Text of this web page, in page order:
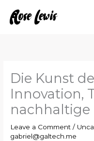
Die Kunst
Innovation,
nachhaltige
Leave a Comment /
gabriel@galtech.me